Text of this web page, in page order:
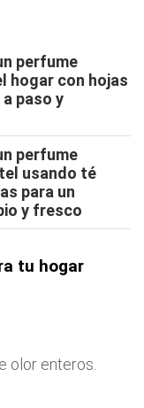
perfume
hogar con hojas
paso y
perfume
usando té
para un
y fresco
tu hogar
olor enteros.